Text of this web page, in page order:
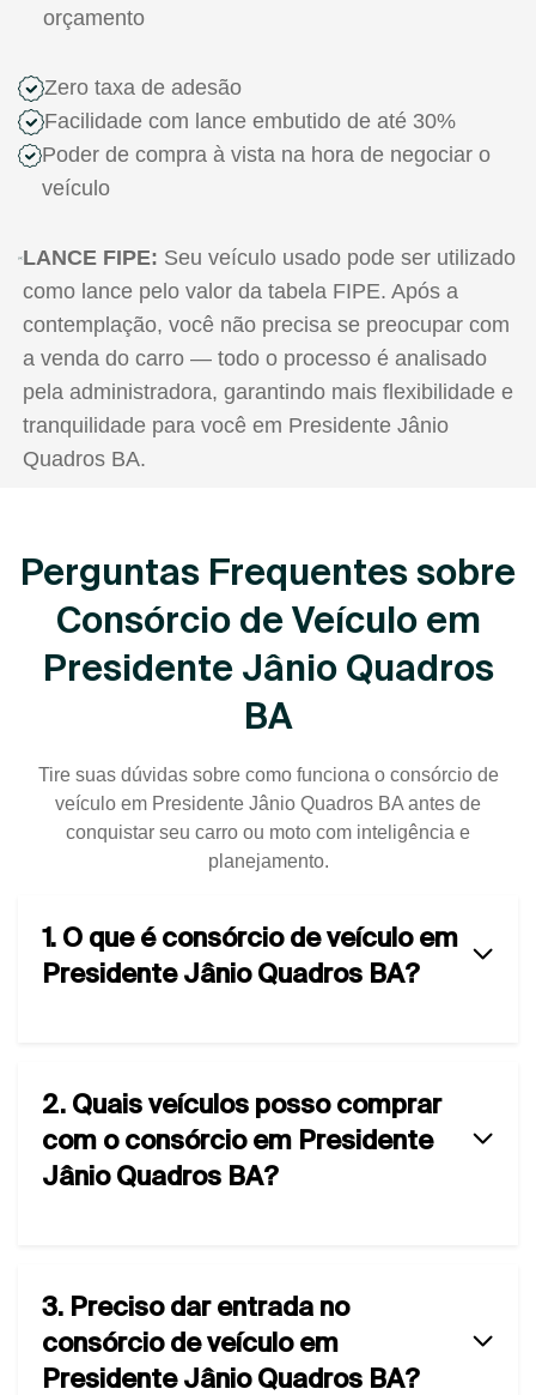
orçamento
Zero taxa de adesão
Facilidade com lance embutido de até 30%
Poder de compra à vista na hora de negociar o
veículo
LANCE FIPE: Seu veículo usado pode ser utilizado
como lance pelo valor da tabela FIPE. Após a
contemplação, você não precisa se preocupar com
a venda do carro — todo o processo é analisado
pela administradora, garantindo mais flexibilidade e
tranquilidade para você em Presidente Jânio
Quadros BA.
Perguntas Frequentes sobre
Consórcio de Veículo em
Presidente Jânio Quadros
BA
Tire suas dúvidas sobre como funciona o consórcio de
veículo em Presidente Jânio Quadros BA antes de
conquistar seu carro ou moto com inteligência e
planejamento.
1. O que é consórcio de veículo em
Presidente Jânio Quadros BA?
2. Quais veículos posso comprar
com o consórcio em Presidente
Jânio Quadros BA?
3. Preciso dar entrada no
consórcio de veículo em
Presidente Jânio Quadros BA?